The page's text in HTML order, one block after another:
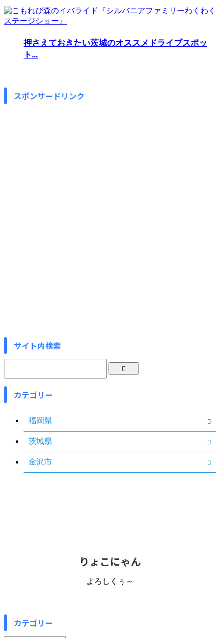
押さえておきたい茨城のオススメドライブスポッ
ト...
スポンサードリンク
サイト内検索
カテゴリー
福岡県
茨城県
金沢市
りょこにゃん
よろしくぅ～
カテゴリー